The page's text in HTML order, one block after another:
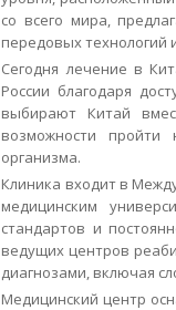
со всего мира,
передовых технологий
Сегодня лечение в
России благодаря
выбирают Китай
возможности пройти
организма.
Клиника входит в
медицинским
стандартов и
ведущих центров
диагнозами, включая
Медицинский центр